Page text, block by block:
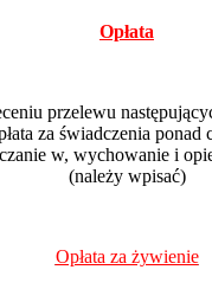
Opłata
przelewu
za świadczenia ponad
w, wychowanie i
(należy wpisać)
Opłata za żywienie